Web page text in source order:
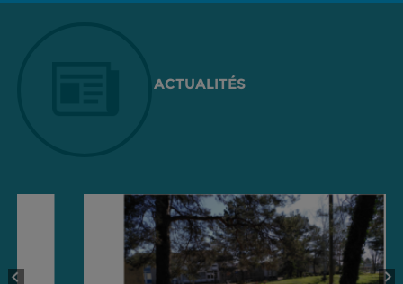
ACTUALITÉS